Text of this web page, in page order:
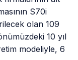
S70i
olan 109
10 yıl
modeliyle, 6